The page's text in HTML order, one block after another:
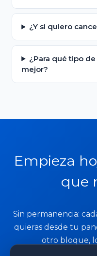
¿Y si quiero
¿Para qué tipo
mejor?
Empieza
que
Sin permanencia:
quieras desde tu
otro bloque,